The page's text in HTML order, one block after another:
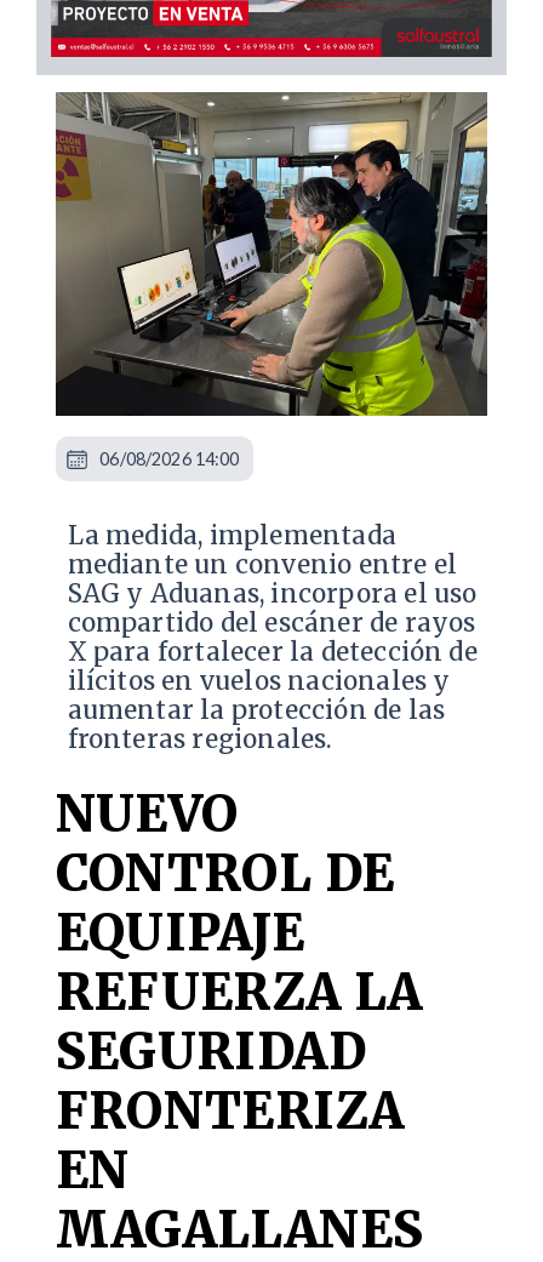
La medida, implementada
mediante un convenio entre el
SAG y Aduanas, incorpora el uso
compartido del escáner de rayos
X para fortalecer la detección de
ilícitos en vuelos nacionales y
aumentar la protección de las
fronteras regionales.
NUEVO
CONTROL DE
EQUIPAJE
REFUERZA LA
SEGURIDAD
FRONTERIZA
EN
MAGALLANES
06/08/2026 14:00